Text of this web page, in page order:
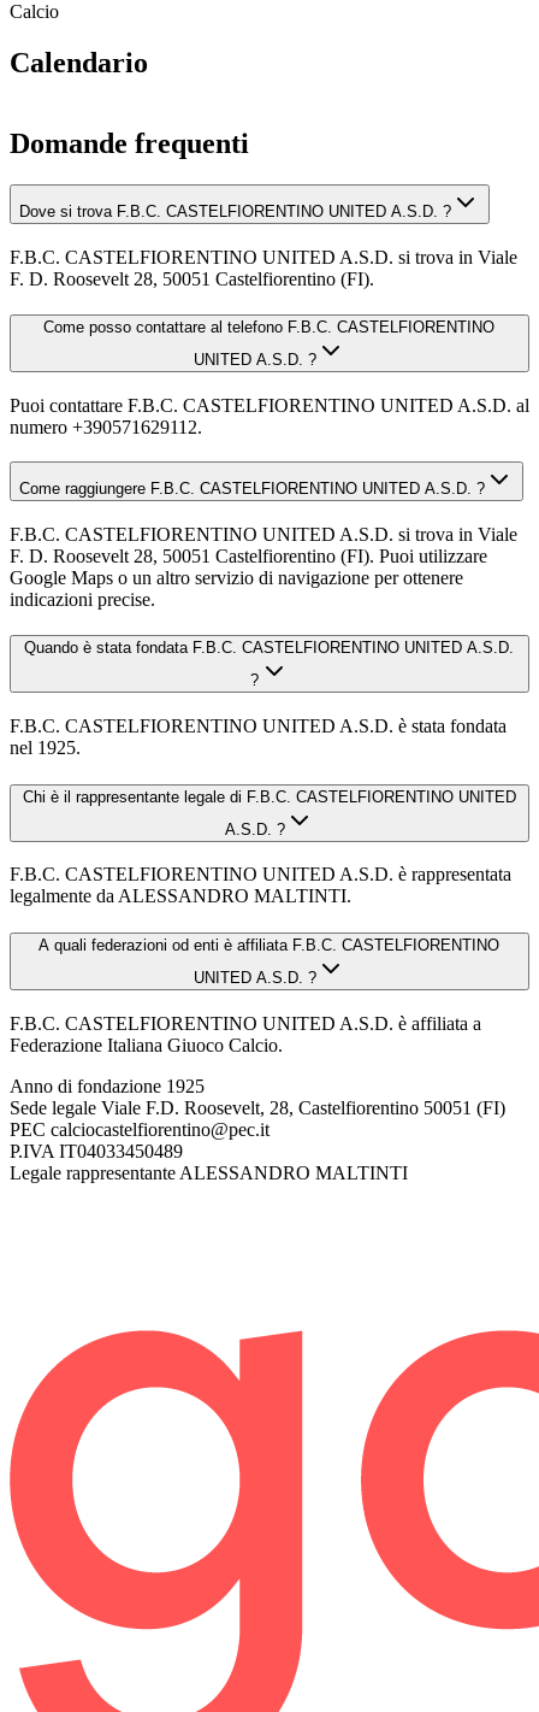
Calcio
Calendario
Domande frequenti
Dove si trova F.B.C. CASTELFIORENTINO UNITED A.S.D. ?
F.B.C. CASTELFIORENTINO UNITED A.S.D. si trova in Viale
F. D. Roosevelt 28, 50051 Castelfiorentino (FI).
Come posso contattare al telefono F.B.C. CASTELFIORENTINO
UNITED A.S.D. ?
Puoi contattare F.B.C. CASTELFIORENTINO UNITED A.S.D. al
numero +390571629112.
Come raggiungere F.B.C. CASTELFIORENTINO UNITED A.S.D. ?
F.B.C. CASTELFIORENTINO UNITED A.S.D. si trova in Viale
F. D. Roosevelt 28, 50051 Castelfiorentino (FI). Puoi utilizzare
Google Maps o un altro servizio di navigazione per ottenere
indicazioni precise.
Quando è stata fondata F.B.C. CASTELFIORENTINO UNITED A.S.D.
?
F.B.C. CASTELFIORENTINO UNITED A.S.D. è stata fondata
nel 1925.
Chi è il rappresentante legale di F.B.C. CASTELFIORENTINO UNITED
A.S.D. ?
F.B.C. CASTELFIORENTINO UNITED A.S.D. è rappresentata
legalmente da ALESSANDRO MALTINTI.
A quali federazioni od enti è affiliata F.B.C. CASTELFIORENTINO
UNITED A.S.D. ?
F.B.C. CASTELFIORENTINO UNITED A.S.D. è affiliata a
Federazione Italiana Giuoco Calcio.
Anno di fondazione 1925
Sede legale Viale F.D. Roosevelt, 28, Castelfiorentino 50051 (FI)
PEC calciocastelfiorentino@pec.it
P.IVA IT04033450489
Legale rappresentante ALESSANDRO MALTINTI